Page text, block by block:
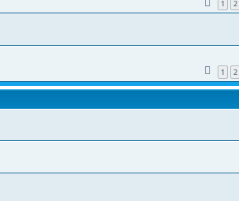
1 2
1 2